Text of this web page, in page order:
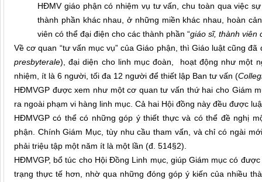
HĐMV giáo phận có nhiệm vụ tư vấn, chu toàn qua việc
thành phần khác nhau, ở những miền khác nhau, hoàn
viên có thể đại điện cho các thành phần “giáo sĩ, thành viên
Về cơ quan “tư vấn mục vụ” của Giáo phận, thì Giáo luật cũng
presbyterale), đại diện cho linh mục đoàn, hoạt động như một
nhiệm, ít là 6 người, tối đa 12 người để thiết lập Ban tư vấn (
HĐMVGP được xem như một cơ quan tư vấn thứ hai cho Giám
ra ngoài phạm vi hàng linh mục. Cả hai Hội đồng này đều được
HĐMVGP có thể có những góp ý thiết thực và có thể đề nghị
phận. Chính Giám Mục, tùy nhu cầu tham vấn, và chỉ có ngài
phải triệu tập một năm ít là một lần (đ. 514§2).
HĐMVGP, bổ túc cho Hội Đồng Linh mục, giúp Giám mục có
trạng thực tế hơn, nhờ qua những đóng góp ý kiến của nhiều